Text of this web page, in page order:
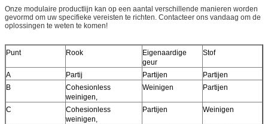
Onze modulaire productlijn kan op een aantal verschillende manieren worden
gevormd om uw specifieke vereisten te richten. Contacteer ons vandaag om de
oplossingen te weten te komen!
Punt Rook
Eigenaardige
geur
Stof
A Partij Partijen
Partijen
B
Cohesionless
weinigen,
Weinigen Partijen
C
Cohesionless
weinigen,
Partijen Weinigen